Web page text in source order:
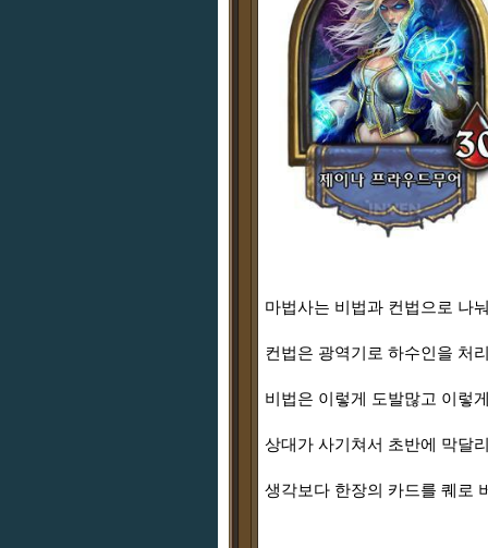
마법사는 비법과 컨법으로 나
컨법은 광역기로 하수인을 처
비법은 이렇게 도발많고 이렇
상대가 사기쳐서 초반에 막달
생각보다 한장의 카드를 퀘로